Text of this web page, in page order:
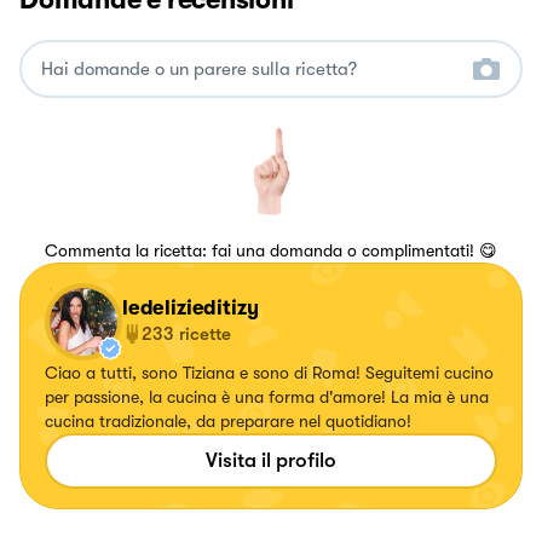
Commenta la ricetta: fai una domanda o complimentati! 😋
ledelizieditizy
233 ricette
Ciao a tutti, sono Tiziana e sono di Roma! Seguitemi cucino
per passione, la cucina è una forma d'amore! La mia è una
cucina tradizionale, da preparare nel quotidiano!
Visita il profilo